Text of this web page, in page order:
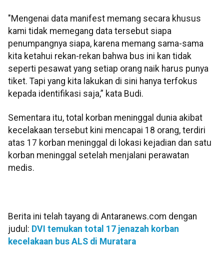
"Mengenai data manifest memang secara khusus
kami tidak memegang data tersebut siapa
penumpangnya siapa, karena memang sama-sama
kita ketahui rekan-rekan bahwa bus ini kan tidak
seperti pesawat yang setiap orang naik harus punya
tiket. Tapi yang kita lakukan di sini hanya terfokus
kepada identifikasi saja,” kata Budi.
Sementara itu, total korban meninggal dunia akibat
kecelakaan tersebut kini mencapai 18 orang, terdiri
atas 17 korban meninggal di lokasi kejadian dan satu
korban meninggal setelah menjalani perawatan
medis.
Berita ini telah tayang di Antaranews.com dengan
judul: DVI temukan total 17 jenazah korban
kecelakaan bus ALS di Muratara